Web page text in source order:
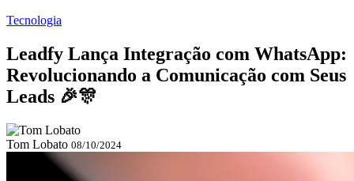
Tecnologia
Leadfy Lança Integração com WhatsApp:
Revolucionando a Comunicação com Seus
Leads 🎉🎊
Tom Lobato 08/10/2024